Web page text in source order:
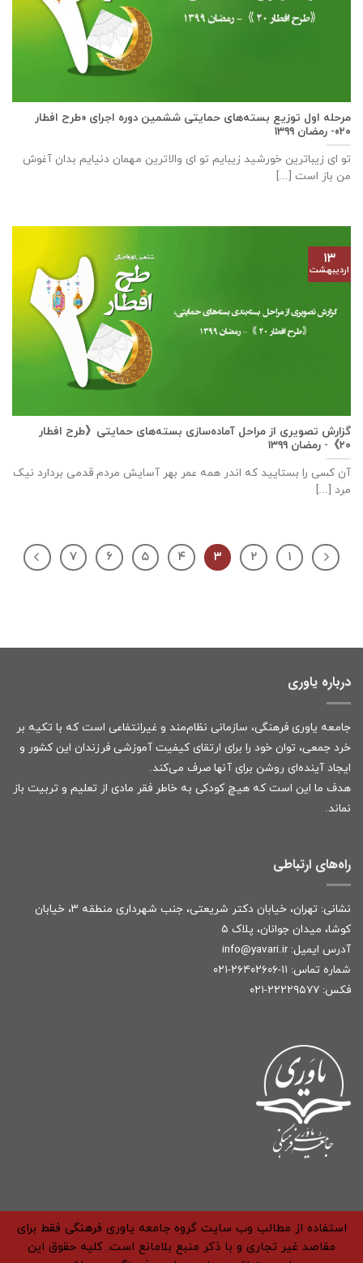
مرحله اول توزیع بسته‌های حمایتی ششمین دوره اجرای «طرح افطار
۲۰»- رمضان ۱۳۹۹
تو ای زیباترین خورشید زیبایم تو ای والاترین مهمان دنیایم بدان آغوش
من باز است [...]
گزارش تصویری از مراحل آماده‌سازی بسته‌های حمایتی《طرح افطار
۲۰》- رمضان ۱۳۹۹
آن کسی را بستایید که اندر همه عمر بهر آسایش مردم قدمی بردارد نیک
مرد [...]
۱۳
اردیبهشت
۱ ۲ ۳ ۴ ۵ ۶ ۷
درباره یاوری
جامعه یاوری فرهنگی، سازمانی نظام‌مند و غیرانتفاعی است که با تکیه بر
خرد جمعی، توان خود را برای ارتقای کیفیت آموزشی فرزندان این کشور و
ایجاد آینده‌ای روشن برای آنها صرف می‌کند.
هدف ما این است که هیچ کودکی به خاطر فقر مادی از تعلیم و تربیت باز
نماند.
راه‌های ارتباطی
نشانی: تهران، خیابان دکتر شریعتی، جنب شهرداری منطقه ۳، خیابان
کوشا، میدان جوانان، پلاک ۵
آدرس ایمیل: info@yavari.ir
شماره تماس: ۱۱-۲۶۴۰۲۶۰۶-۰۲۱
فکس: ۲۲۲۲۹۵۷۷-۰۲۱
استفاده از مطالب وب سایت گروه جامعه یاوری فرهنگی فقط برای
مقاصد غیر تجاری و با ذکر منبع بلامانع است. کلیه حقوق این